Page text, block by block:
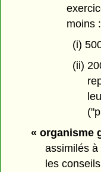
moins :
(i)
(ii)
« organisme
assimilés
les